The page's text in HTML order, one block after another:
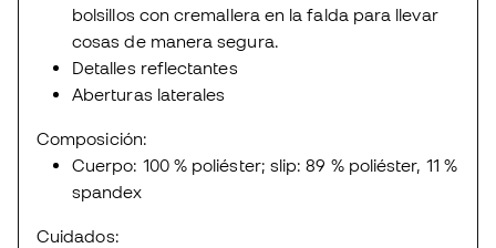
bolsillos con cremallera en la falda para llevar
cosas de manera segura.
Detalles reflectantes
Aberturas laterales
Composición:
Cuerpo: 100 % poliéster; slip: 89 % poliéster, 11 %
spandex
Cuidados: